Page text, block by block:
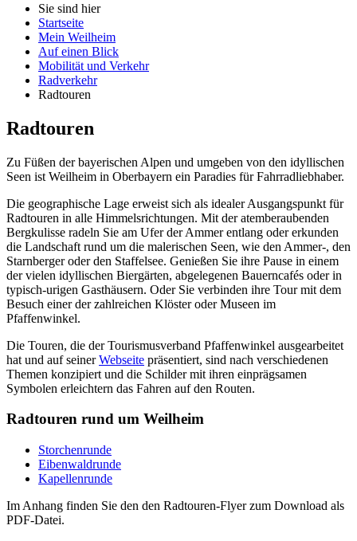
Sie sind hier
Startseite
Mein Weilheim
Auf einen Blick
Mobilität und Verkehr
Radverkehr
Radtouren
Radtouren
Zu Füßen der bayerischen Alpen und umgeben von den idyllischen
Seen ist Weilheim in Oberbayern ein Paradies für Fahrradliebhaber.
Die geographische Lage erweist sich als idealer Ausgangspunkt für
Radtouren in alle Himmelsrichtungen. Mit der atemberaubenden
Bergkulisse radeln Sie am Ufer der Ammer entlang oder erkunden
die Landschaft rund um die malerischen Seen, wie den Ammer-, den
Starnberger oder den Staffelsee. Genießen Sie ihre Pause in einem
der vielen idyllischen Biergärten, abgelegenen Bauerncafés oder in
typisch-urigen Gasthäusern. Oder Sie verbinden ihre Tourmit dem
Besuch einer der zahlreichen Klöster oder Museen im
Pfaffenwinkel.
Die Touren, die derTourismusverband Pfaffenwinkel ausgearbeitet
hat und auf seinerWebseite präsentiert, sind nach verschiedenen
Themen konzipiert und die Schilder mit ihren einprägsamen
Symbolen erleichtern das Fahren auf den Routen.
Radtouren rund um Weilheim
Storchenrunde
Eibenwaldrunde
Kapellenrunde
Im Anhang finden Sie den den Radtouren-Flyerzum Download als
PDF-Datei.